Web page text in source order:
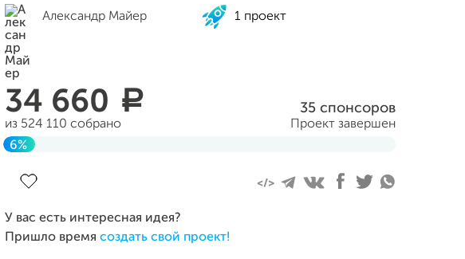
Александр Майер 1 проект
34 660 a
из 524 110 собрано
35 спонсоров
Проект завершен
6%
У вас есть интересная идея?
Пришло время создать свой проект!